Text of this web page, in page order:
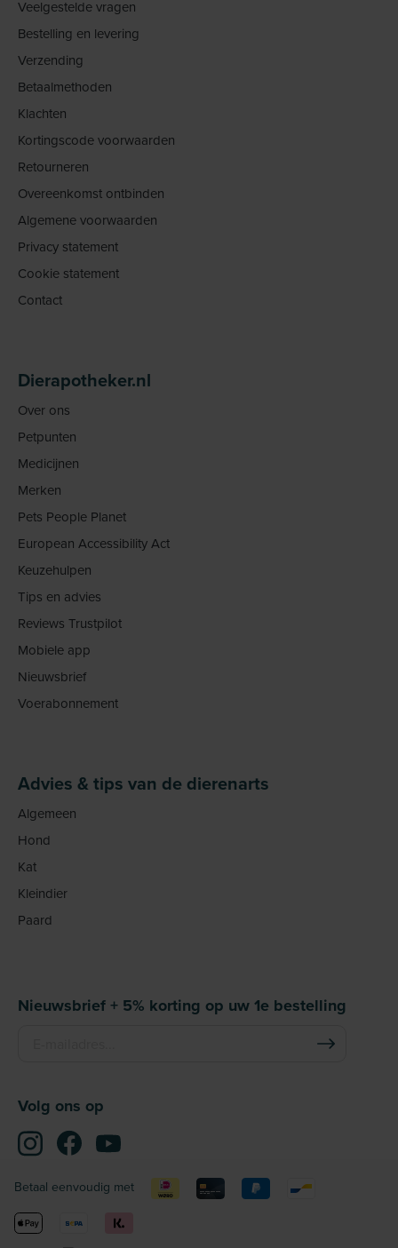
Veelgestelde vragen
Bestelling en levering
Verzending
Betaalmethoden
Klachten
Kortingscode voorwaarden
Retourneren
Overeenkomst ontbinden
Algemene voorwaarden
Privacy statement
Cookie statement
Contact
Dierapotheker.nl
Over ons
Petpunten
Medicijnen
Merken
Pets People Planet
European Accessibility Act
Keuzehulpen
Tips en advies
Reviews Trustpilot
Mobiele app
Nieuwsbrief
Voerabonnement
Advies & tips van de dierenarts
Algemeen
Hond
Kat
Kleindier
Paard
Nieuwsbrief + 5% korting op uw 1e bestelling
Volg ons op
Betaal eenvoudig met